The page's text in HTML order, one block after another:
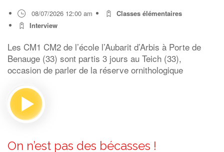
08/07/2026 12:00 am
Classes élémentaires
Interview
Les CM1 CM2 de l’école l’Aubarit d’Arbis à Porte de
Benauge (33) sont partis 3 jours au Teich (33),
occasion de parler de la réserve ornithologique
On n’est pas des bécasses !